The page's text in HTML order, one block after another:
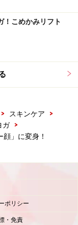
！こめかみリフト
> スキンケア
>
ガ
>
」に変身！
ポリシー
・免責